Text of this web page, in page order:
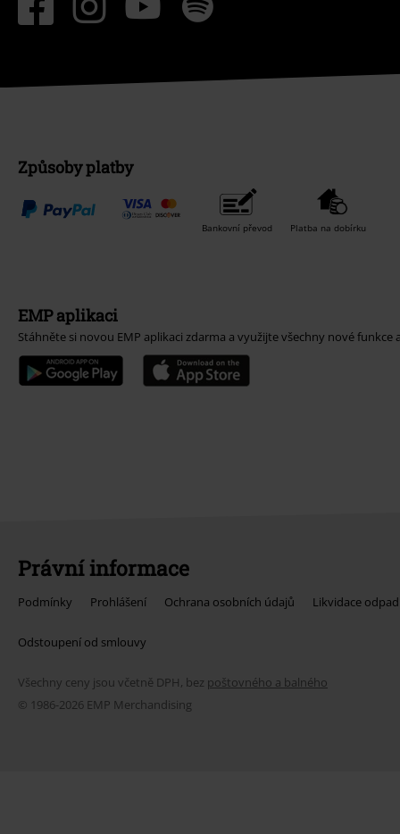
Způsoby platby
Bankovní převod Platba na dobírku
EMP aplikaci
Stáhněte si novou EMP aplikaci zdarma a využijte všechny nové funkce
Právní informace
Podmínky Prohlášení Ochrana osobních údajů Likvidace
Odstoupení od smlouvy
Všechny ceny jsou včetně DPH, bez poštovného a balného
© 1986-2026 EMP Merchandising